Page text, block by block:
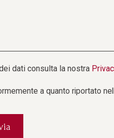
dati consulta la nostra
a quanto riportato